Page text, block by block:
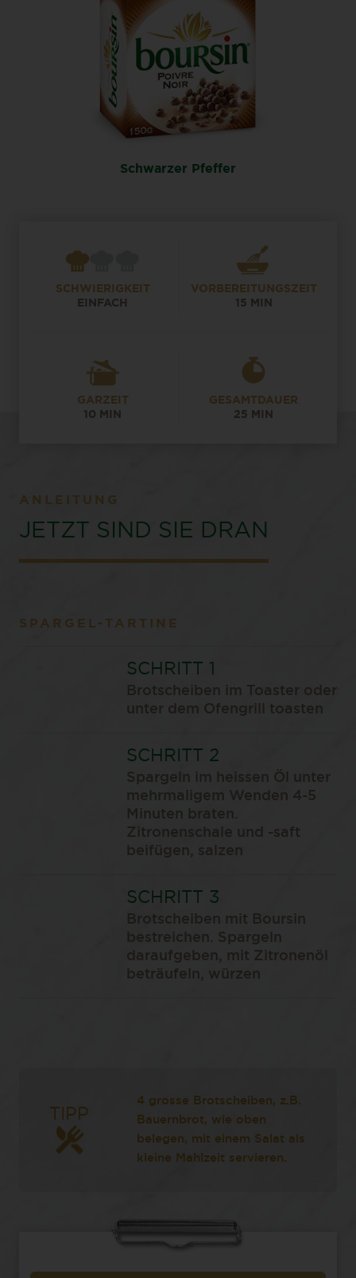
Schwarzer Pfeffer
SCHWIERIGKEIT
EINFACH
VORBEREITUNGSZEIT
15 MIN
GARZEIT
10 MIN
GESAMTDAUER
25 MIN
ANLEITUNG
JETZT SIND SIE DRAN
SPARGEL-TARTINE
Brotscheiben im Toaster oder
unter dem Ofengrill toasten
Spargeln im heissen Öl unter
mehrmaligem Wenden 4-5
Minuten braten.
Zitronenschale und -saft
beifügen, salzen
Brotscheiben mit Boursin
bestreichen. Spargeln
daraufgeben, mit Zitronenöl
beträufeln, würzen
TIPP
4 grosse Brotscheiben, z.B.
Bauernbrot, wie oben
belegen, mit einem Salat als
kleine Mahlzeit servieren.